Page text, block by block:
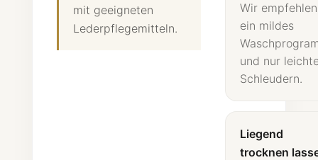
mit geeigneten
Lederpflegemitteln.
Wir empfehlen
ein mildes
und nur
Schleudern.
Liegend
trocknen